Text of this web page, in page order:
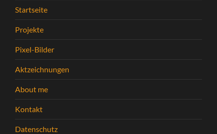
Startseite
Projekte
Pixel-Bilder
Aktzeichnungen
About me
Kontakt
Datenschutz